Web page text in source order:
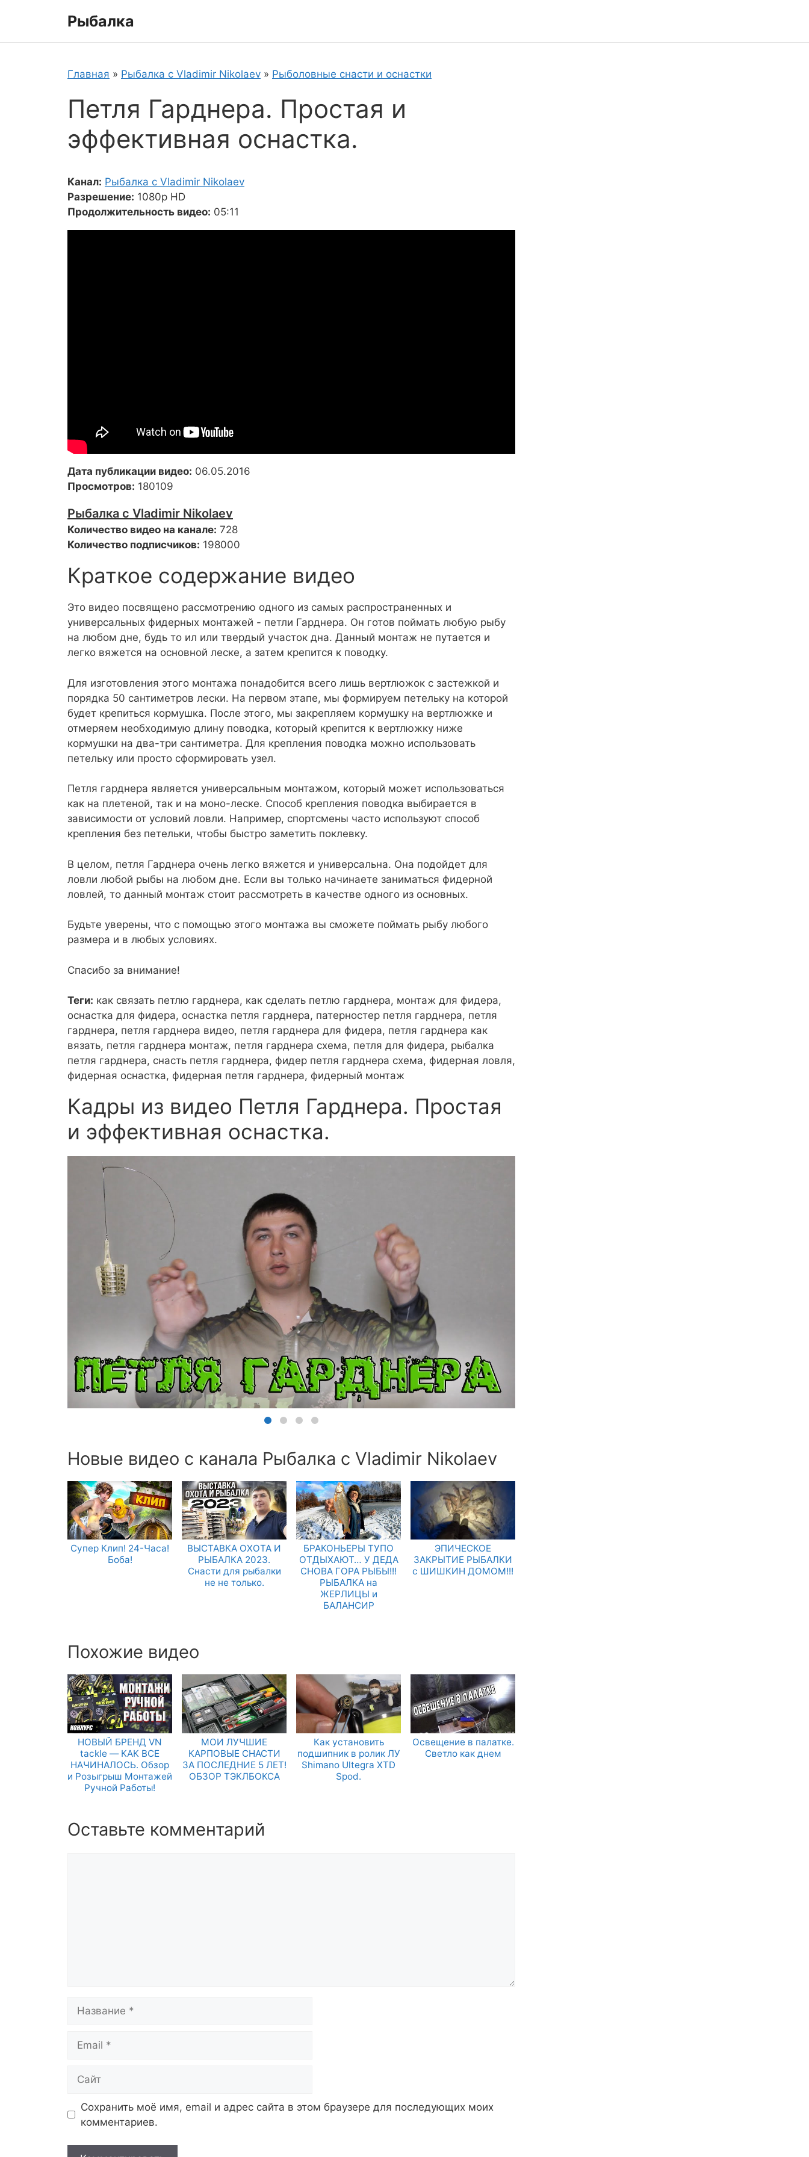
Рыбалка
Главная » Рыбалка с Vladimir Nikolaev » Рыболовные снасти и оснастки
Петля Гарднера. Простая и
эффективная оснастка.
Канал: Рыбалка с Vladimir Nikolaev
Разрешение: 1080p HD
Продолжительность видео: 05:11
Дата публикации видео: 06.05.2016
Просмотров: 180109
Рыбалка с Vladimir Nikolaev
Количество видео на канале: 728
Количество подписчиков: 198000
Краткое содержание видео
Это видео посвящено рассмотрению одного из самых распространенных и
универсальных фидерных монтажей - петли Гарднера. Он готов поймать любую рыбу
на любом дне, будь то ил или твердый участок дна. Данный монтаж не путается и
легко вяжется на основной леске, а затем крепится к поводку.
Для изготовления этого монтажа понадобится всего лишь вертлюжок с застежкой и
порядка 50 сантиметров лески. На первом этапе, мы формируем петельку на которой
будет крепиться кормушка. После этого, мы закрепляем кормушку на вертлюжке и
отмеряем необходимую длину поводка, который крепится к вертлюжку ниже
кормушки на два-три сантиметра. Для крепления поводка можно использовать
петельку или просто сформировать узел.
Петля гарднера является универсальным монтажом, который может использоваться
как на плетеной, так и на моно-леске. Способ крепления поводка выбирается в
зависимости от условий ловли. Например, спортсмены часто используют способ
крепления без петельки, чтобы быстро заметить поклевку.
В целом, петля Гарднера очень легко вяжется и универсальна. Она подойдет для
ловли любой рыбы на любом дне. Если вы только начинаете заниматься фидерной
ловлей, то данный монтаж стоит рассмотреть в качестве одного из основных.
Будьте уверены, что с помощью этого монтажа вы сможете поймать рыбу любого
размера и в любых условиях.
Спасибо за внимание!
Теги: как связать петлю гарднера, как сделать петлю гарднера, монтаж для фидера,
оснастка для фидера, оснастка петля гарднера, патерностер петля гарднера, петля
гарднера, петля гарднера видео, петля гарднера для фидера, петля гарднера как
вязать, петля гарднера монтаж, петля гарднера схема, петля для фидера, рыбалка
петля гарднера, снасть петля гарднера, фидер петля гарднера схема, фидерная ловля,
фидерная оснастка, фидерная петля гарднера, фидерный монтаж
Кадры из видео Петля Гарднера. Простая
и эффективная оснастка.
Новые видео с канала Рыбалка с Vladimir Nikolaev
Супер Клип! 24-Часа!
Боба!
ВЫСТАВКА ОХОТА И
РЫБАЛКА 2023.
Снасти для рыбалки
не не только.
БРАКОНЬЕРЫ ТУПО
ОТДЫХАЮТ… У ДЕДА
СНОВА ГОРА РЫБЫ!!!
РЫБАЛКА на
ЖЕРЛИЦЫ и
БАЛАНСИР
ЭПИЧЕСКОЕ
ЗАКРЫТИЕ РЫБАЛКИ
с ШИШКИН ДОМОМ!!!
Похожие видео
НОВЫЙ БРЕНД VN
tackle — КАК ВСЕ
НАЧИНАЛОСЬ. Обзор
и Розыгрыш Монтажей
Ручной Работы!
МОИ ЛУЧШИЕ
КАРПОВЫЕ СНАСТИ
ЗА ПОСЛЕДНИЕ 5 ЛЕТ!
ОБЗОР ТЭКЛБОКСА
Как установить
подшипник в ролик ЛУ
Shimano Ultegra XTD
Spod.
Освещение в палатке.
Светло как днем
Оставьте комментарий
Сохранить моё имя, email и адрес сайта в этом браузере для последующих моих
комментариев.